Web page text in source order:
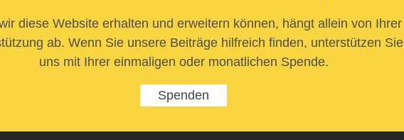
diese Website erhalten und erweitern können, hängt allein von Ihrer
ab. Wenn Sie unsere Beiträge hilfreich finden, unterstützen Sie
uns mit Ihrer einmaligen oder monatlichen Spende.
Spenden